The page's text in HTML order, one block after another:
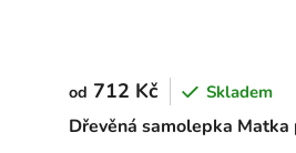
Dřevěná samolepka Matka
od 712 Kč Skladem